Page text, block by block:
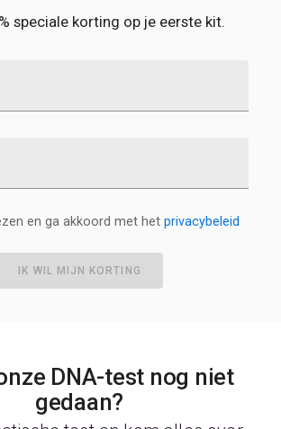
speciale korting op je eerste kit.
en ga akkoord met het privacybeleid
IK WIL MIJN KORTING
DNA-test nog niet
gedaan?